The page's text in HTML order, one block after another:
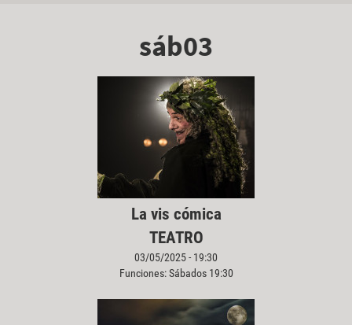
sáb03
La vis cómica
TEATRO
03/05/2025 - 19:30
Funciones: Sábados 19:30